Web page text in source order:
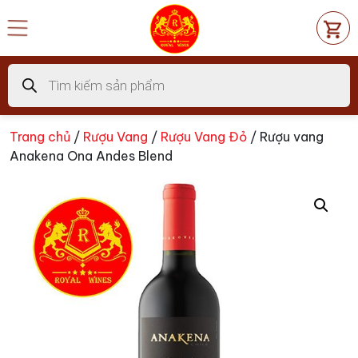
đến
dung
Tìm
kiếm
sản
phẩm
Trang chủ / Rượu Vang / Rượu Vang Đỏ / Rượu vang
Anakena Ona Andes Blend